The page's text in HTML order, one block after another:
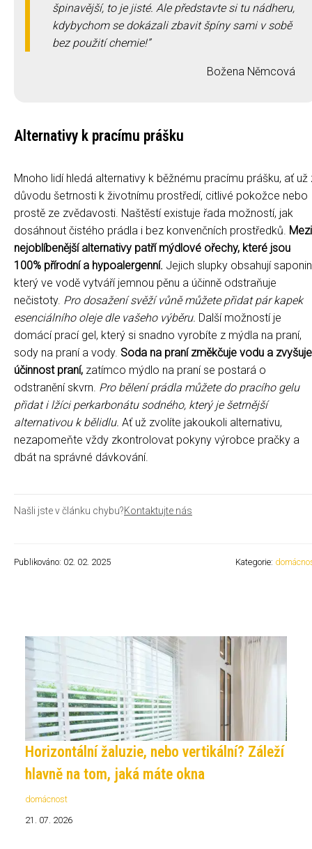
špinavější, to je jisté. Ale představte si tu nádheru,
kdybychom se dokázali zbavit špíny sami v sobě
bez použití chemie!
Božena Němcová
Alternativy k pracímu prášku
Mnoho lidí hledá alternativy k běžnému pracímu prášku, ať už
důvodu šetrnosti k životnímu prostředí, citlivé pokožce nebo
prostě ze zvědavosti. Naštěstí existuje řada možností, jak
dosáhnout čistého prádla i bez konvenčních prostředků. Mezi
nejoblíbenější alternativy patří mýdlové ořechy, které jsou
100% přírodní a hypoalergenní. Jejich slupky obsahují
který ve vodě vytváří jemnou pěnu a účinně odstraňuje
nečistoty. Pro dosažení svěží vůně můžete přidat pár kapek
esenciálního oleje dle vašeho výběru. Další možností je
domácí prací gel, který si snadno vyrobíte z mýdla na praní,
sody na praní a vody. Soda na praní změkčuje vodu a zvyšuje
účinnost praní, zatímco mýdlo na praní se postará o
odstranění skvrn. Pro bělení prádla můžete do pracího gelu
přidat i lžíci perkarbonátu sodného, který je šetrnější
alternativou k bělidlu. Ať už zvolíte jakoukoli alternativu,
nezapomeňte vždy zkontrolovat pokyny výrobce pračky a
dbát na správné dávkování.
Našli jste v článku chybu?Kontaktujte nás
Publikováno: 02. 02. 2025 Kategorie:
Horizontální žaluzie, nebo vertikální? Záleží
hlavně na tom, jaká máte okna
domácnost
21. 07. 2026